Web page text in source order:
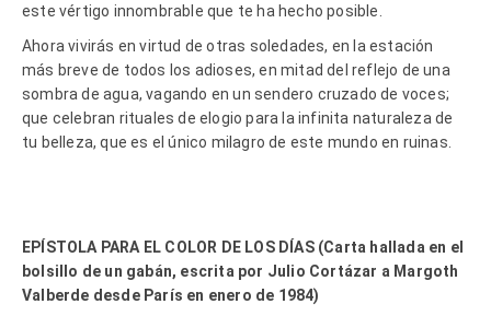
este vértigo innombrable que te ha hecho posible.
Ahora vivirás en virtud de otras soledades, en la estación
más breve de todos los adioses, en mitad del reflejo de una
sombra de agua, vagando en un sendero cruzado de voces;
que celebran rituales de elogio para la infinita naturaleza de
tu belleza, que es el único milagro de este mundo en ruinas.
EPÍSTOLA PARA EL COLOR DE LOS DÍAS (Carta hallada en el
bolsillo de un gabán, escrita por Julio Cortázar a Margoth
Valberde desde París en enero de 1984)